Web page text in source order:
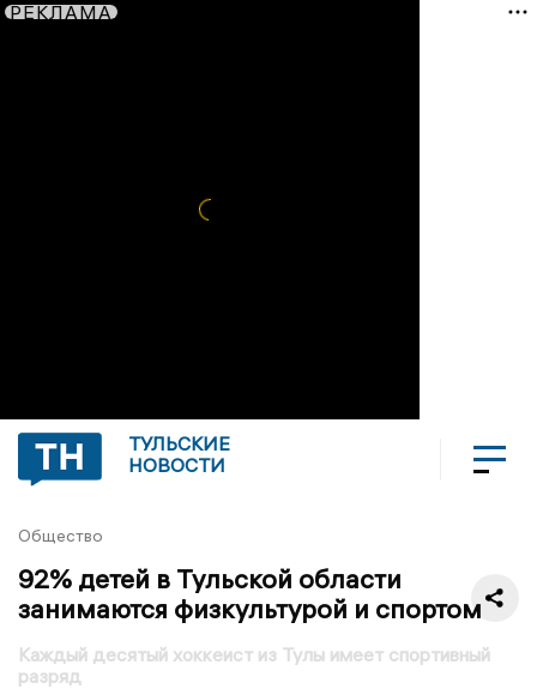
РЕКЛАМА
ТУЛЬСКИЕ
НОВОСТИ
Общество
92% детей в Тульской области
занимаются физкультурой и спортом
Каждый десятый хоккеист из Тулы имеет спортивный
разряд